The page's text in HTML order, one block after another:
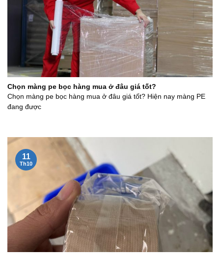
Chọn màng pe bọc hàng mua ở đâu giá tốt?
Chọn màng pe bọc hàng mua ở đâu giá tốt? Hiện nay màng PE
đang được
11
Th10